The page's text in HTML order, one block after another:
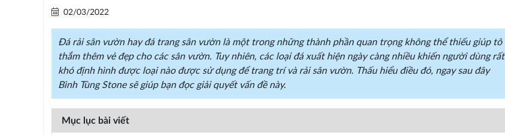
02/03/2022
Đá rải sân vườn hay đá trang sân vườn là một trong những thành phần quan trọng không thể thiếu giúp tô
thắm thêm vẻ đẹp cho các sân vườn. Tuy nhiên, các loại đá xuất hiện ngày càng nhiều khiến người dùng rất
khó định hình được loại nào được sử dụng để trang trí và rải sân vườn. Thấu hiểu điều đó, ngay sau đây
Bình Tùng Stone sẽ giúp bạn đọc giải quyết vấn đề này.
Mục lục bài viết